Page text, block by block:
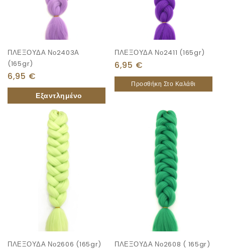
ΠΛΕΞΟΥΔΑ Νο2403Α
(165gr)
6,95 €
ΠΛΕΞΟΥΔΑ Νο2411 (165gr)
6,95 €
Προσθήκη Στο Καλάθι
ΠΛΕΞΟΥΔΑ Νο2606 (165gr) ΠΛΕΞΟΥΔΑ Νο2608 ( 165gr)